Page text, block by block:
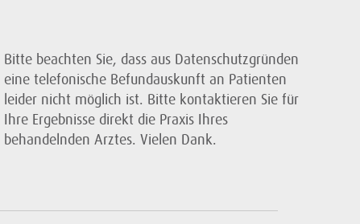
Bitte beachten Sie, dass aus Datenschutzgründen
eine telefonische Befundauskunft an Patienten
leider nicht möglich ist. Bitte kontaktieren Sie für
Ihre Ergebnisse direkt die Praxis Ihres
behandelnden Arztes. Vielen Dank.